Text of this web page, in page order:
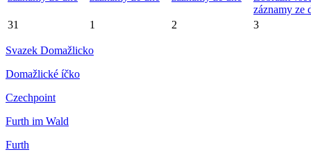
záznamy ze
31
1 2 3
Svazek Domažlicko
Domažlické íčko
Czechpoint
Furth im Wald
Furth